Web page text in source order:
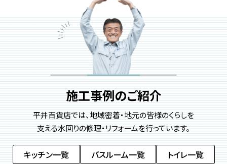
施工事例のご紹介
平井百貨店では、地域密着・地元の皆様のくらしを
支える水回りの修理・リフォームを行っています。
キッチン一覧 バスルーム一覧
トイレ一覧